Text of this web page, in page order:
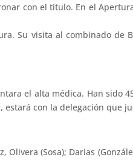
con el título. En el
Su visita al combinado de
el alta médica. Han sido
con la delegación que
(Sosa); Darias